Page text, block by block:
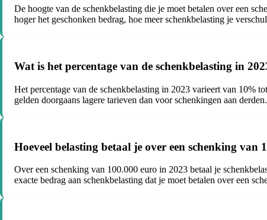
De hoogte van de schenkbelasting die je moet betalen over een
hoger het geschonken bedrag, hoe meer schenkbelasting je
Wat is het percentage van de schenkbelasting in
Het percentage van de schenkbelasting in 2023 varieert van 10%
gelden doorgaans lagere tarieven dan voor schenkingen aan
Hoeveel belasting betaal je over een schenking van
Over een schenking van 100.000 euro in 2023 betaal je
exacte bedrag aan schenkbelasting dat je moet betalen over een